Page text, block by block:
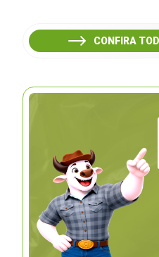
CONFIRA